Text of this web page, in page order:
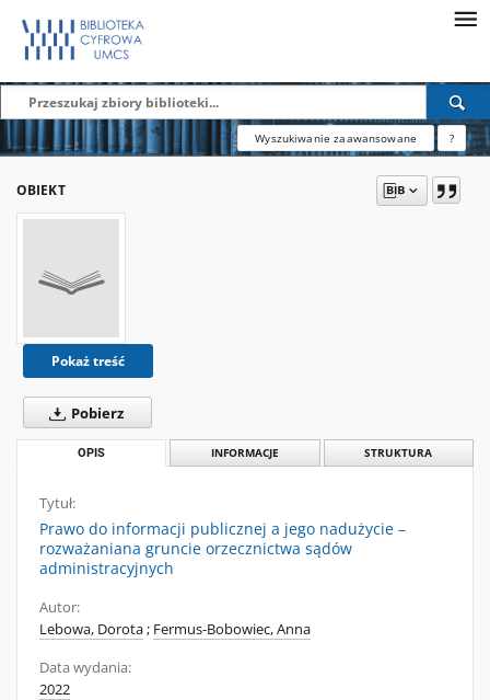
Wyszukiwanie zaawansowane ?
OBIEKT
Pokaż treść
Pobierz
OPIS INFORMACJE STRUKTURA
Tytuł:
Prawo do informacji publicznej a jego nadużycie –
rozważaniana gruncie orzecznictwa sądów
administracyjnych
Autor:
Lebowa, Dorota; Fermus-Bobowiec, Anna
Data wydania:
2022